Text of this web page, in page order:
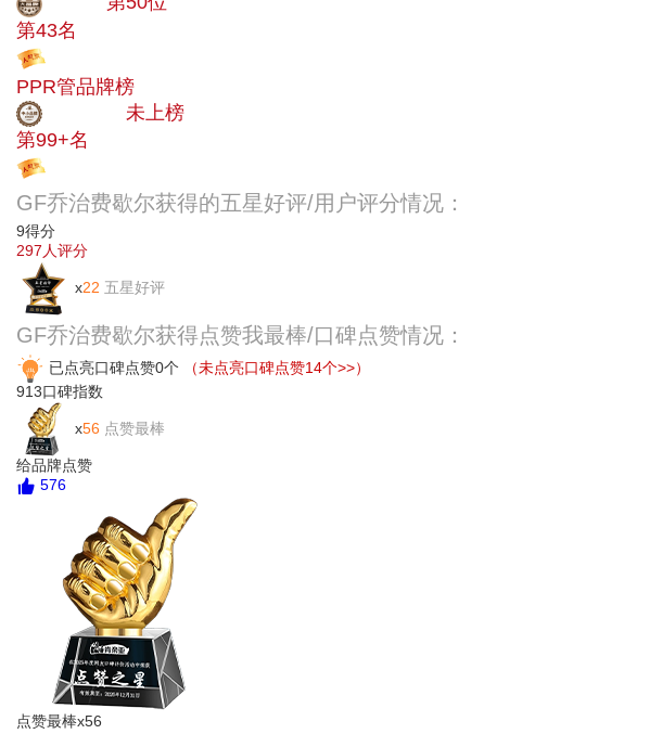
第43名
PPR管品牌榜
未上榜
第99+名
GF乔治费歇尔获得的五星好评/用户评分情况：
9得分
297 人评分
x22 五星好评
GF乔治费歇尔获得点赞我最棒/口碑点赞情况：
已点亮口碑点赞0个
（未点亮口碑点赞14个>>）
913口碑指数
x56 点赞最棒
给品牌点赞
576
点赞最棒x56